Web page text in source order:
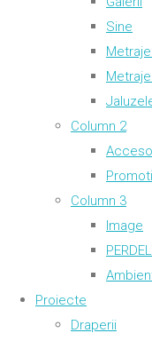
Sine
Column 2
Column 3
Image
Proiecte
Draperii